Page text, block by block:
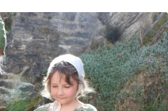
a spousta dobrého jídla.
proběhne už v sobotu